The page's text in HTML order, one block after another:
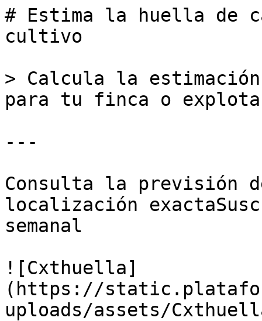
# Estima la huella de
cultivo
> Calcula la
para tu finca o
---
Consulta la previsión
localización
semanal
![Cxthuella]
(https://
uploads/assets/